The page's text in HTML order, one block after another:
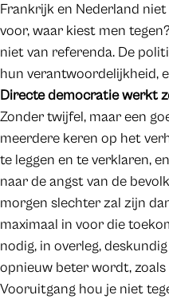
Frankrijk en Nederland
voor, waar kiest men
niet van referenda. De
hun verantwoordelijkheid,
Directe democratie werkt
Zonder twijfel, maar een
meerdere keren op het
te leggen en te verklaren,
naar de angst van de
morgen slechter zal zijn
maximaal in voor die
nodig, in overleg,
opnieuw beter wordt,
Vooruitgang hou je niet